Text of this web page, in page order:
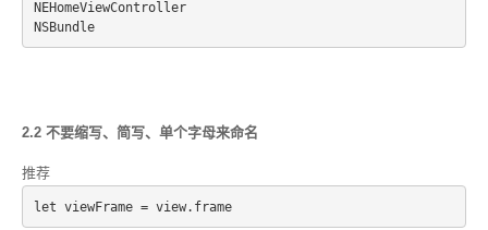
NEHomeViewController
NSBundle
2.2 不要缩写、简写、单个字母来命名
推荐
let viewFrame = view.frame